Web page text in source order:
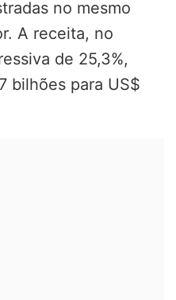
no mesmo
A receita, no
de 25,3%,
bilhões para US$